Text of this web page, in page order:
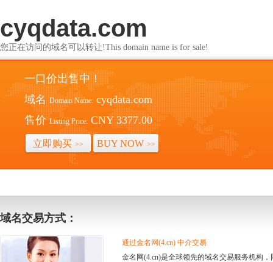
cyqdata.com
您正在访问的域名可以转让!This domain name is for sale!
一口价出售中！
域名 Domain Name: cyqdata.com
售价 Listing Price: CNY 3377.00
立即购买 >> BUY NOW >>
域名交易方式：
通过金名网(4.cn) 中介交易
金名网(4.cn)是全球领先的域名交易服务机构